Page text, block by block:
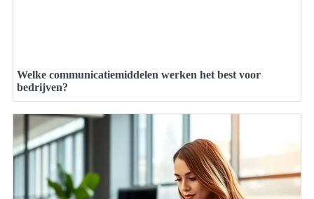
Welke communicatiemiddelen werken het best voor
bedrijven?